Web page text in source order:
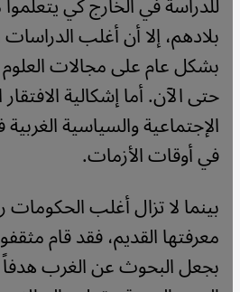
بلادهم، إلا أن أغلب
بشكل عام على مجالات العلوم
حتى الآن. أما إشكالية
الإجتماعية والسياسية
في أوقات الأزمات.
بينما لا تزال أغلب
معرفتها القديم، فقد قام
بجعل البحوث عن الغرب